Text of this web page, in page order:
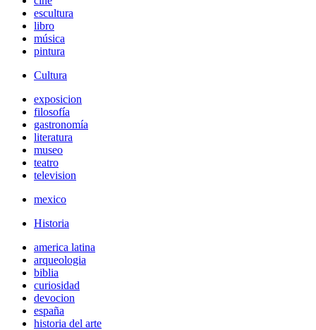
escultura
libro
música
pintura
Cultura
exposicion
filosofía
gastronomía
literatura
museo
teatro
television
mexico
Historia
america latina
arqueologia
biblia
curiosidad
devocion
españa
historia del arte